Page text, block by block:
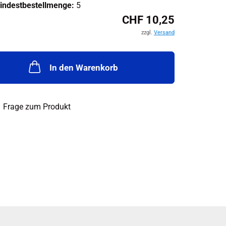
5
CHF 10,25
zzgl. Versand
In den Warenkorb
Frage zum Produkt